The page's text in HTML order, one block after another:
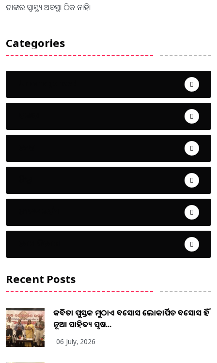
ତାଙ୍କର ସ୍ୱାସ୍ଥ୍ୟ ଅବସ୍ଥା ଠିକ ନାହି।
Categories
Recent Posts
କବିତା ପୁସ୍ତକ ମୁଠାଏ ଅବସୋସ ଲୋକାର୍ପିତ ଅବସୋସ ହିଁ
ନୂଆ ସାହିତ୍ୟ ସୃଷ...
06 July, 2026